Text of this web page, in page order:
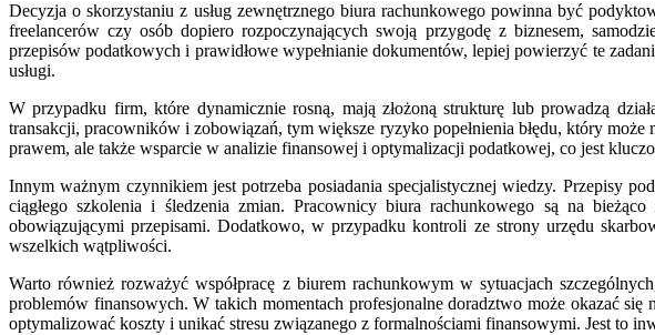
Decyzja o skorzystaniu z usług zewnętrznego biura rachunkowego powinna być
freelancerów czy osób dopiero rozpoczynających swoją przygodę z biznesem,
przepisów podatkowych i prawidłowe wypełnianie dokumentów, lepiej powierzyć te
usługi.
W przypadku firm, które dynamicznie rosną, mają złożoną strukturę lub prowadzą
transakcji, pracowników i zobowiązań, tym większe ryzyko popełnienia błędu, który
prawem, ale także wsparcie w analizie finansowej i optymalizacji podatkowej, co jest
Innym ważnym czynnikiem jest potrzeba posiadania specjalistycznej wiedzy. Przepisy
ciągłego szkolenia i śledzenia zmian. Pracownicy biura rachunkowego są na
obowiązującymi przepisami. Dodatkowo, w przypadku kontroli ze strony urzędu
wszelkich wątpliwości.
Warto również rozważyć współpracę z biurem rachunkowym w sytuacjach
problemów finansowych. W takich momentach profesjonalne doradztwo może okazać
optymalizować koszty i unikać stresu związanego z formalnościami finansowymi. Jest to